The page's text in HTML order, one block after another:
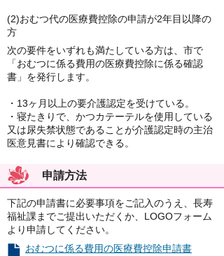
(2)おむつ代の医療費控除の申請が2年目以降の
方
次の要件をいずれも満たしている方は、市で
「おむつに係る費用の医療費控除に係る確認
書」を発行します。
・13ヶ月以上の要介護認定を受けている。
・寝たきりで、かつカテーテルを使用している
又は尿失禁状態であることが介護認定時の主治
医意見書により確認できる。
申請方法
下記の申請書に必要事項をご記入のうえ、長寿
福祉課までご提出いただくか、LOGOフォーム
より申請してください。
おむつに係る費用の医療費控除申請書